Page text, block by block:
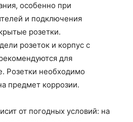
особенно при
и подключения
розетки.
розеток и корпус с
для
Розетки необходимо
предмет коррозии.
от погодных условий: на